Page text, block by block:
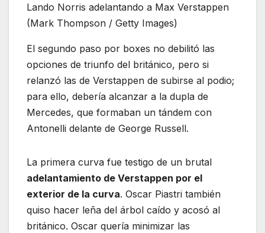
Lando Norris adelantando a Max Verstappen
(Mark Thompson / Getty Images)
El segundo paso por boxes no debilitó las
opciones de triunfo del británico, pero si
relanzó las de Verstappen de subirse al podio;
para ello, debería alcanzar a la dupla de
Mercedes, que formaban un tándem con
Antonelli delante de George Russell.
La primera curva fue testigo de un brutal
adelantamiento de Verstappen por el
exterior de la curva. Oscar Piastri también
quiso hacer leña del árbol caído y acosó al
británico. Oscar quería minimizar las